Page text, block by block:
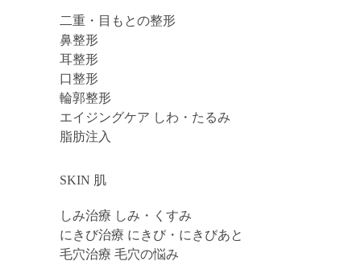
二重・目もとの整形
鼻整形
耳整形
口整形
輪郭整形
エイジングケア しわ・たるみ
脂肪注入
SKIN 肌
しみ治療 しみ・くすみ
にきび治療 にきび・にきびあと
毛穴治療 毛穴の悩み